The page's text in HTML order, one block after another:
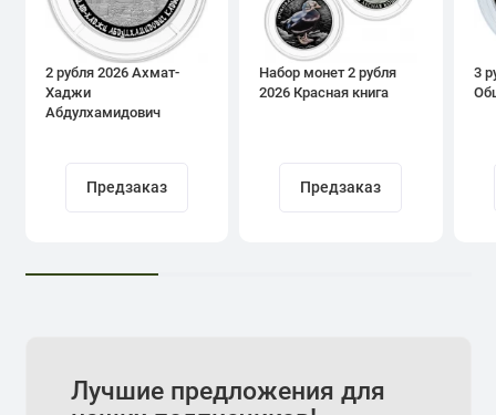
2 рубля 2026 Ахмат-
Хаджи
Абдулхамидович
Предзаказ
Набор монет 2 рубля
2026 Красная книга
Предзаказ
3
Лучшие предложения для